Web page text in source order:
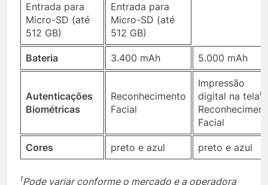
Entrada para
Micro-SD (até
512 GB)
Entrada para
Micro-SD (até
512 GB)
Bateria 3.400 mAh 5.000 mAh
Autenticações
Biométricas
Reconhecimento
Facial
Impressão
digital na tela6
Facial
Cores preto e azul preto e azul
1Pode variar conforme o mercado e a operadora